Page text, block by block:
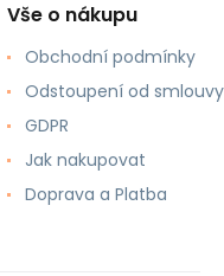
Vše o nákupu
Obchodní podmínky
Odstoupení od smlouvy
GDPR
Jak nakupovat
Doprava a Platba